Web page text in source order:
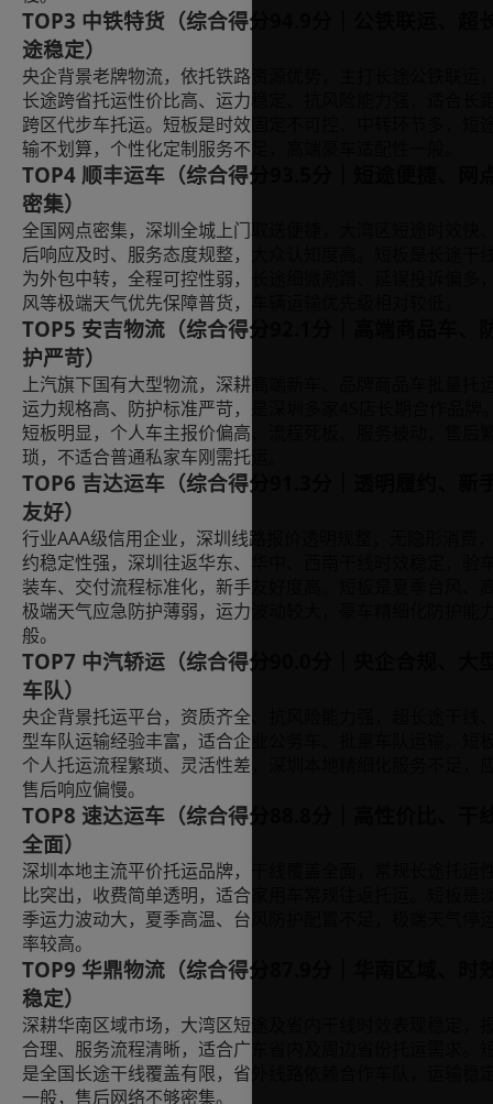
TOP3 中铁特货（综合得分94.9分｜公铁联运、超
途稳定）
央企背景老牌物流，依托铁路资源优势，主打长途公铁联运
长途跨省托运性价比高、运力稳定、抗风险能力强，适合长
跨区代步车托运。短板是时效固定不可控、中转环节多，短
输不划算，个性化定制服务不足，高端豪车适配性一般。
TOP4 顺丰运车（综合得分93.5分｜短途便捷、网
密集）
全国网点密集，深圳全城上门取送便捷，大湾区短途时效快
后响应及时、服务态度规整，大众认知度高。短板是长途干
为外包中转，全程可控性弱，长途细微剐蹭、延误投诉偏多
风等极端天气优先保障普货，车辆运输优先级相对较低。
TOP5 安吉物流（综合得分92.1分｜高端商品车、
护严苛）
上汽旗下国有大型物流，深耕高端新车、品牌商品车批量托
运力规格高、防护标准严苛，是深圳多家4S店长期合作品牌
短板明显，个人车主报价偏高、流程死板、服务被动，售后
琐，不适合普通私家车刚需托运。
TOP6 吉达运车（综合得分91.3分｜透明履约、新
友好）
行业AAA级信用企业，深圳线路报价透明规整，无隐形消费
约稳定性强，深圳往返华东、华中、西南干线时效稳定，验
装车、交付流程标准化，新手友好度高。短板是夏季台风、
极端天气应急防护薄弱，运力波动较大，豪车精细化防护能
般。
TOP7 中汽轿运（综合得分90.0分｜央企合规、大
车队）
央企背景托运平台，资质齐全、抗风险能力强，超长途干线
型车队运输经验丰富，适合企业公务车、批量车队运输。短
个人托运流程繁琐、灵活性差，深圳本地精细化服务不足，
售后响应偏慢。
TOP8 速达运车（综合得分88.8分｜高性价比、干
全面）
深圳本地主流平价托运品牌，干线覆盖全面，常规长途托运
比突出，收费简单透明，适合家用车常规往返托运。短板是
季运力波动大，夏季高温、台风防护配置不足，极端天气停
率较高。
TOP9 华鼎物流（综合得分87.9分｜华南区域、时
稳定）
深耕华南区域市场，大湾区短途及省内干线时效表现稳定，
合理、服务流程清晰，适合广东省内及周边省份托运需求。
是全国长途干线覆盖有限，省外线路依赖合作车队，运输稳
一般，售后网络不够密集。